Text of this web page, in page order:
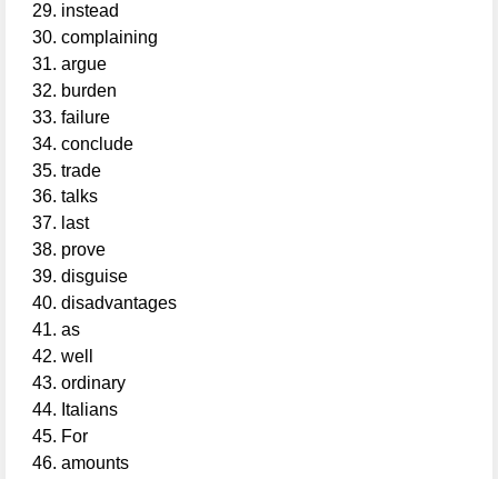
instead
complaining
argue
burden
failure
conclude
trade
talks
last
prove
disguise
disadvantages
as
well
ordinary
Italians
For
amounts